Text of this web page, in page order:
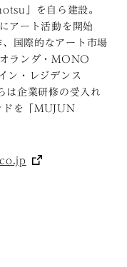
」を自ら建設。
アート活動を開始
国際的なアート市場
ランダ・MONO
ン・レジデンス
企業研修の受入れ
ドを「MUJUN